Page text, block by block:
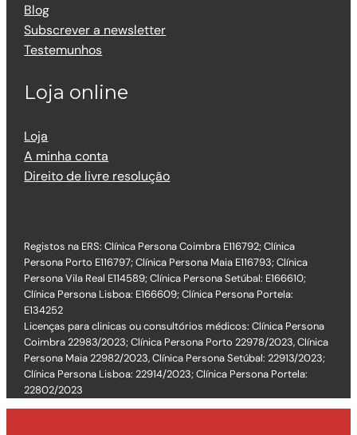
Blog
Subscrever a newsletter
Testemunhos
Loja online
Loja
A minha conta
Direito de livre resolução
Registos na ERS: Clínica Persona Coimbra E116792; Clínica
Persona Porto E116797; Clínica Persona Maia E116793; Clínica
Persona Vila Real E114589; Clínica Persona Setúbal: E166610;
Clínica Persona Lisboa: E166609; Clínica Persona Portela:
E134252
Licenças para clinicas ou consultórios médicos: Clínica Persona
Coimbra 22983/2023; Clínica Persona Porto 22978/2023, Clínica
Persona Maia 22982/2023, Clínica Persona Setúbal: 22913/2023;
Clínica Persona Lisboa: 22914/2023; Clínica Persona Portela:
22802/2023